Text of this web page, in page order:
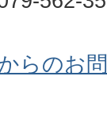
らのお